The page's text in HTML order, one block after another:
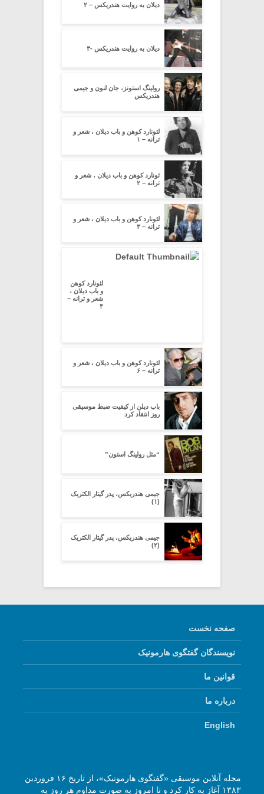
دیلان‌ به‌ روایت‌ هندریکس‌ – ۲
دیلان‌ به‌ روایت‌ هندریکس‌ -۳
رولینگ استونز، جان لنون و جیمی
هندریکس
لئونارد کوهن و باب دیلان ، شعر و
ترانه – ۱
ئونارد کوهن و باب دیلان ، شعر و
ترانه – ۲
لئونارد کوهن و باب دیلان ، شعر و
ترانه – ۳
لئونارد کوهن
و باب دیلان ،
شعر و ترانه –
۴
لئونارد کوهن و باب دیلان ، شعر و
ترانه – ۶
باب دیلن از کیفیت ضبط موسیقی
روز انتقاد کرد
“مثل رولینگ استون”
جیمی هندریکس، پدر گیتار الکتریک
(۱)
جیمی هندریکس، پدر گیتار الکتریک
(۲)
صفحه نخست
نویسندگان گفتگوی هارمونیک
قوانین ما
درباره ما
English
مجله آنلاین موسیقی «گفتگوی هارمونیک»، از تاریخ ۱۶ فروردین
۱۳۸۳ آغاز به کار کرد و تا امروز به صورت مداوم هر روز به